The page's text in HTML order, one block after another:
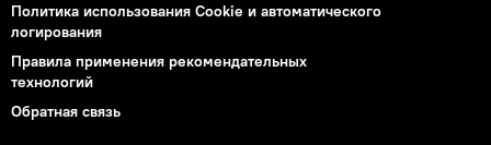
Политика использования Cookie и автоматического
логирования
Правила применения рекомендательных
технологий
Обратная связь